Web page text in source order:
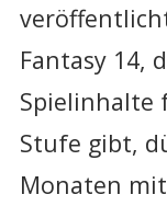
Fantasy 14,
Spielinhalte
Stufe gibt,
Monaten